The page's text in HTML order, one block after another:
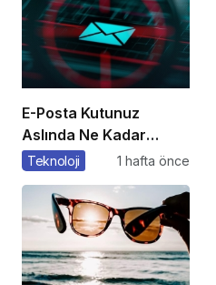
E-Posta Kutunuz
Aslında Ne Kadar
Güvenli?
Teknoloji 1 hafta önce